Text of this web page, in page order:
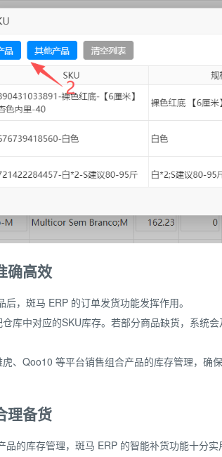
确高效
，斑马 ERP 的订单发货功能发挥作用。
库中对应的SKU库存。若部分商品缺货，系统
、Qoo10 等平台销售组合产品的库存管理，
理备货
的库存管理，斑马 ERP 的智能补货功能十分实